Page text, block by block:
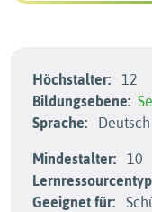
Höchstalter:
12
Bildungsebene:
Sprache:
Deutsch
Mindestalter:
10
Geeignet für: